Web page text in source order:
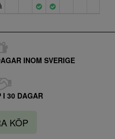
INOM SVERIGE
I 30 DAGAR
KÖP